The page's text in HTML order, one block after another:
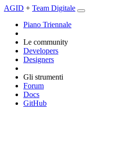
AGID + Team Digitale
Piano Triennale
Le community
Developers
Designers
Gli strumenti
Forum
Docs
GitHub